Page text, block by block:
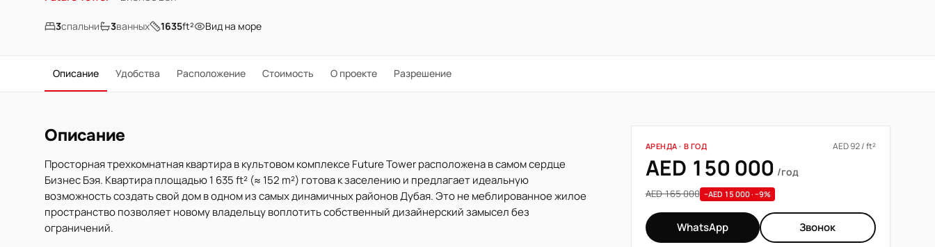
3спальни 3ванных 1635ft² Вид на море
Описание Удобства Расположение Стоимость О проекте Разрешение
Описание
Просторная трехкомнатная квартира в культовом комплексе Future Tower расположена в самом сердце
Бизнес Бэя. Квартира площадью 1 635 ft² (≈ 152 m²) готова к заселению и предлагает идеальную
возможность создать свой дом в одном из самых динамичных районов Дубая. Это не меблированное жилое
пространство позволяет новому владельцу воплотить собственный дизайнерский замысел без
ограничений.
АРЕНДА · В ГОД AED 92 / ft²
AED 150 000 /год
AED 165 000 −AED 15 000 · −9%
WhatsApp Звонок